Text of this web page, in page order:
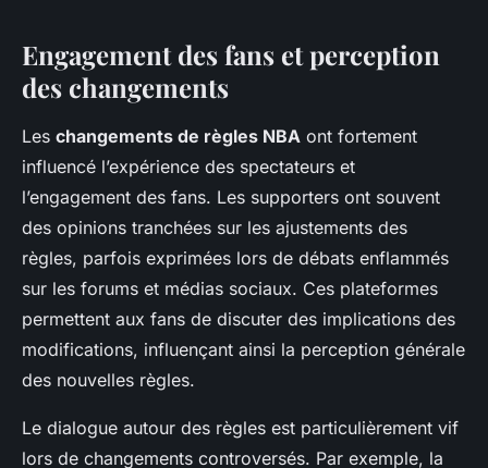
Engagement des fans et perception
des changements
Les changements de règles NBA ont fortement
influencé l’expérience des spectateurs et
l’engagement des fans. Les supporters ont souvent
des opinions tranchées sur les ajustements des
règles, parfois exprimées lors de débats enflammés
sur les forums et médias sociaux. Ces plateformes
permettent aux fans de discuter des implications des
modifications, influençant ainsi la perception générale
des nouvelles règles.
Le dialogue autour des règles est particulièrement vif
lors de changements controversés. Par exemple, la